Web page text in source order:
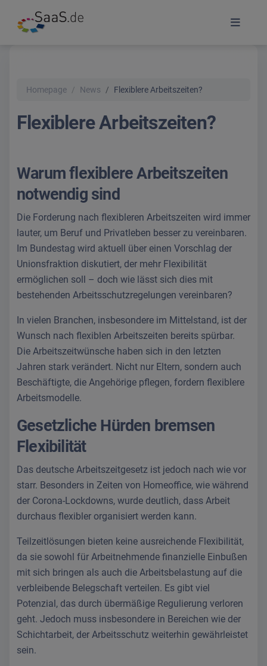
Homepage News Flexiblere Arbeitszeiten?
Flexiblere Arbeitszeiten?
Warum flexiblere Arbeitszeiten
notwendig sind
Die Forderung nach flexibleren Arbeitszeiten wird immer
lauter, um Beruf und Privatleben besser zu vereinbaren.
Im Bundestag wird aktuell über einen Vorschlag der
Unionsfraktion diskutiert, der mehr Flexibilität
ermöglichen soll – doch wie lässt sich dies mit
bestehenden Arbeitsschutzregelungen vereinbaren?
In vielen Branchen, insbesondere im Mittelstand, ist der
Wunsch nach flexiblen Arbeitszeiten bereits spürbar.
Die Arbeitszeitwünsche haben sich in den letzten
Jahren stark verändert. Nicht nur Eltern, sondern auch
Beschäftigte, die Angehörige pflegen, fordern flexiblere
Arbeitsmodelle.
Gesetzliche Hürden bremsen
Flexibilität
Das deutsche Arbeitszeitgesetz ist jedoch nach wie vor
starr. Besonders in Zeiten von Homeoffice, wie während
der Corona-Lockdowns, wurde deutlich, dass Arbeit
durchaus flexibler organisiert werden kann.
Teilzeitlösungen bieten keine ausreichende Flexibilität,
da sie sowohl für Arbeitnehmende finanzielle Einbußen
mit sich bringen als auch die Arbeitsbelastung auf die
verbleibende Belegschaft verteilen. Es gibt viel
Potenzial, das durch übermäßige Regulierung verloren
geht. Jedoch muss insbesondere in Bereichen wie der
Schichtarbeit, der Arbeitsschutz weiterhin gewährleistet
sein.